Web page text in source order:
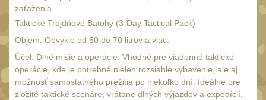
18650
14500 / AA / AAA4
16340 a CR123 1
Držiaky a
príslušenstvo 27
zaťaženia.
Taktické Trojdňové Batohy (3-Day Tactical Pack)
Objem: Obvykle od 50 do 70 litrov a viac.
Účel: Dlhé misie a operácie. Vhodné pre viadenné taktické
operácie, kde je potrebné nielen rozsiahle vybavenie, ale aj
možnosť samostatného prežitia po niekoľko dní. Ideálne pre
zložité taktické scenáre, vrátane dlhých výjazdov a expedícií.